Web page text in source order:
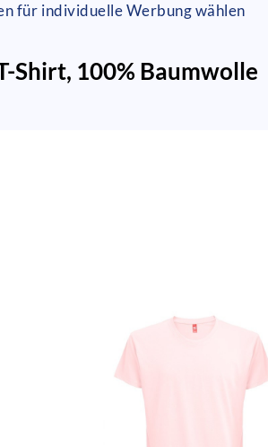
für individuelle Werbung wählen
Shirt, 100% Baumwolle